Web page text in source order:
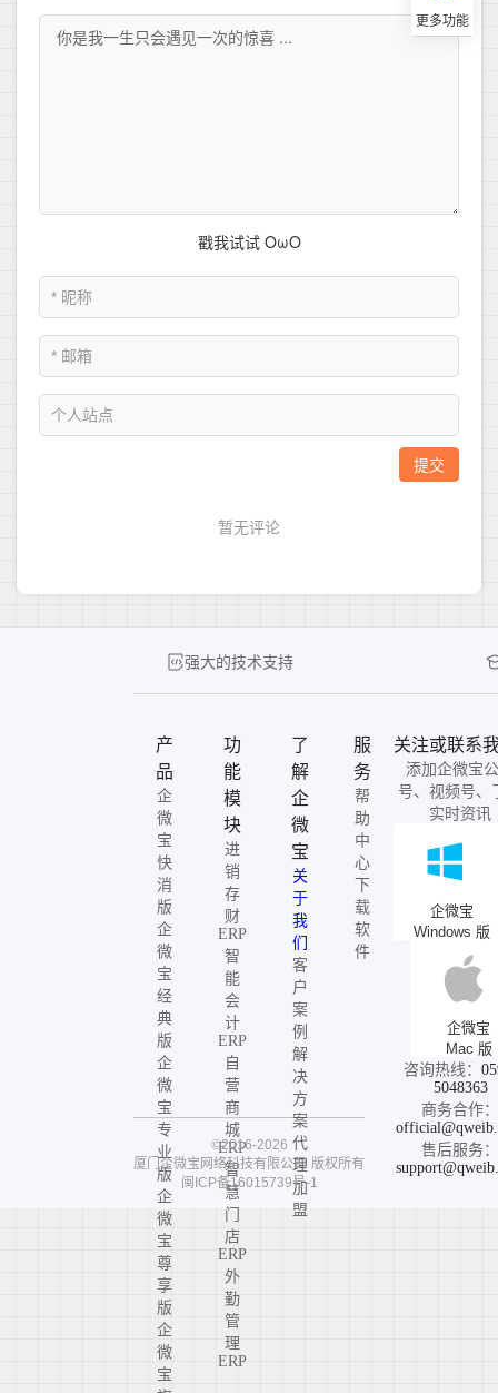
强大的技术支持
产
品
企
微
宝
快
消
版
企
微
宝
经
典
版
企
微
宝
专
业
版
企
微
宝
尊
享
版
企
微
宝
功
能
模
块
进
销
存
财
ERP
智
能
会
计
ERP
自
营
商
城
ERP
智
慧
门
店
ERP
外
勤
管
理
ERP
了
解
企
微
宝
关
于
我
们
客
户
案
例
解
决
方
案
代
理
加
盟
服
务
帮
助
中
心
下
载
软
件
关注或联系
添加企微宝
号、视频号、
实时资讯
企微宝
Windows 版
企微宝
Mac 版
咨询热线：
5048363
商务合作：
售后服务：
©2016-2026
厦门企微宝网络科技有限公司 版权所有
闽ICP备16015739号-1